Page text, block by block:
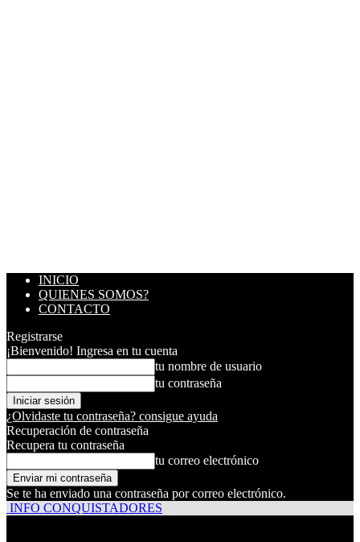
INICIO
QUIENES SOMOS?
CONTACTO
Registrarse
¡Bienvenido! Ingresa en tu cuenta
tu nombre de usuario
tu contraseña
¿Olvidaste tu contraseña? consigue ayuda
Recuperación de contraseña
Recupera tu contraseña
tu correo electrónico
Se te ha enviado una contraseña por correo electrónico.
INFO CONQUISTADORES